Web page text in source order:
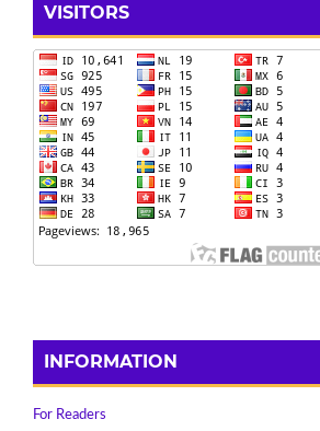
VISITORS
INFORMATION
For Readers